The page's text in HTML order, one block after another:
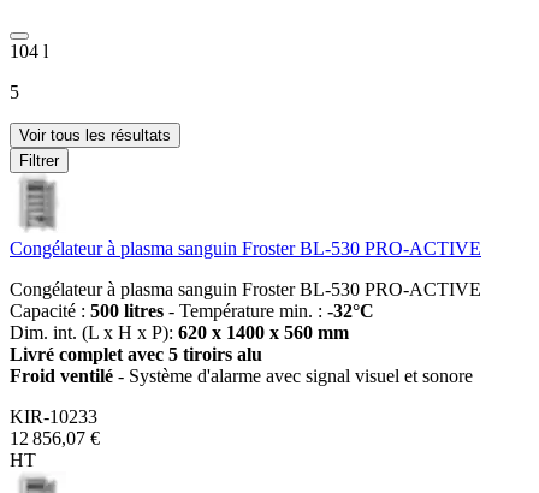
104 l
5
Voir tous les résultats
Filtrer
Congélateur à plasma sanguin Froster BL-530 PRO-ACTIVE
Congélateur à plasma sanguin Froster BL-530 PRO-ACTIVE
Capacité : 500 litres - Température min. : -32°C
Dim. int. (L x H x P): 620 x 1400 x 560 mm
Livré complet avec 5 tiroirs alu
Froid ventilé - Système d'alarme avec signal visuel et sonore
KIR-10233
12 856,07 €
HT